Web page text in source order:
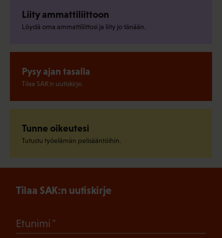
Liity ammattiliittoon
Löydä oma ammattiliittosi ja liity jo tänään.
Pysy ajan tasalla
Tilaa SAK:n uutiskirje.
Tunne oikeutesi
Tutustu työelämän pelisääntöihin.
Tilaa SAK:n uutiskirje
Etunimi